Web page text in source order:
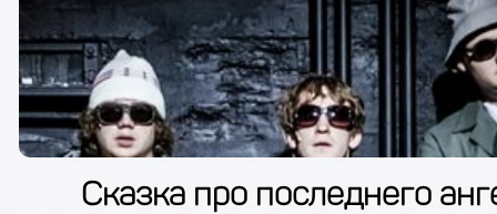
Сказка про последнего